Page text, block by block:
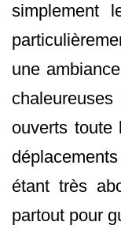
simplement
une
ouverts toute
étant très
partout pour